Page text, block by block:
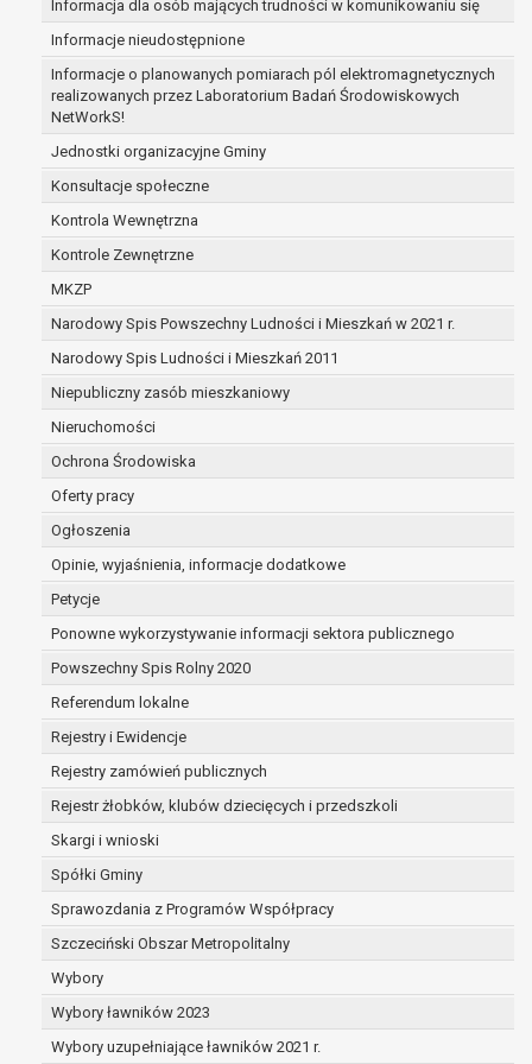
Informacja dla osób mających trudności w komunikowaniu się
Informacje nieudostępnione
Informacje o planowanych pomiarach pól elektromagnetycznych
realizowanych przez Laboratorium Badań Środowiskowych
NetWorkS!
Jednostki organizacyjne Gminy
Konsultacje społeczne
Kontrola Wewnętrzna
Kontrole Zewnętrzne
MKZP
Narodowy Spis Powszechny Ludności i Mieszkań w 2021 r.
Narodowy Spis Ludności i Mieszkań 2011
Niepubliczny zasób mieszkaniowy
Nieruchomości
Ochrona Środowiska
Oferty pracy
Ogłoszenia
Opinie, wyjaśnienia, informacje dodatkowe
Petycje
Ponowne wykorzystywanie informacji sektora publicznego
Powszechny Spis Rolny 2020
Referendum lokalne
Rejestry i Ewidencje
Rejestry zamówień publicznych
Rejestr żłobków, klubów dziecięcych i przedszkoli
Skargi i wnioski
Spółki Gminy
Sprawozdania z Programów Współpracy
Szczeciński Obszar Metropolitalny
Wybory
Wybory ławników 2023
Wybory uzupełniające ławników 2021 r.
Ponadto w przypadku umów o dofinansowanie dane
osobowe od momentu pozyskania przechowywane
są przez okres wynikający z umowy o
dofinansowanie zawartej między beneficjentem a
określoną instytucją, trwałości danego projektu i
konieczności zachowania dokumentacji projektu do
celów kontrolnych.
W związku z przetwarzaniem przez administratora
danych osobowych przysługuje Pani/Panu:
prawo dostępu do treści danych oraz
RODO;
prawo do żądania sprostowania danych na
podstawie art. 16 RODO,
w przypadku gdy:
dane są nieprawidłowe lub
niekompletne;
prawo do żądania usunięcia danych
zapomnianym) na podstawie art. 17 RODO, w
przypadku gdy:
dane nie są już niezbędne do celów, dla
przetwarzane,
osoba, której dane dotyczą, wniosła
sprzeciw wobec przetwarzania danych
osobowych,
zgodę na przetwarzanie danych
osobowych, która jest podstawą
przetwarzania danych i nie ma innej
danych,
niezgodnie z prawem,
dane osobowe muszą być usunięte w
celu wywiązania się z obowiązku
prawo do żądania ograniczenia
przetwarzania danych osobowych na